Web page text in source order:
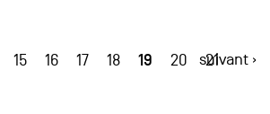
15 16 17 18 19 20 21
suivant ›